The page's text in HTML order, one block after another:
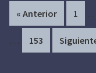
« Anterior Page
1 …
… Page
153